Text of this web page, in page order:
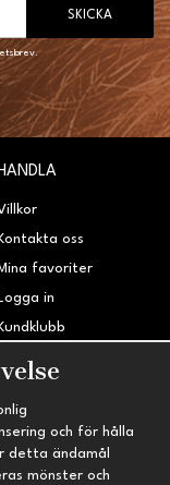
SKICKA
HANDLA
Kontakta oss
Mina favoriter
Logga in
Kundklubb
kr
och för hålla
detta ändamål
mönster och